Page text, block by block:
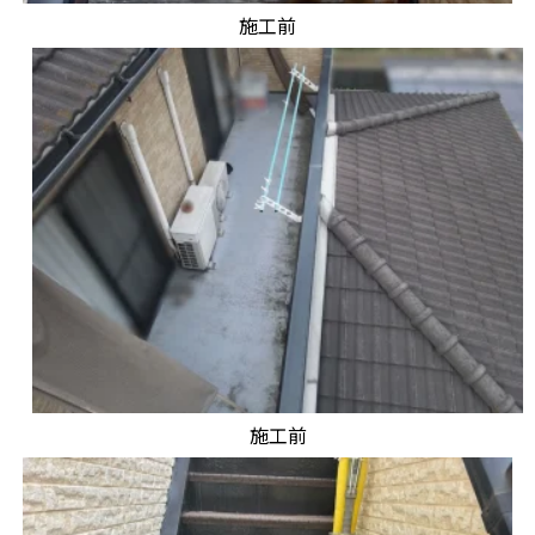
施工前
施工前